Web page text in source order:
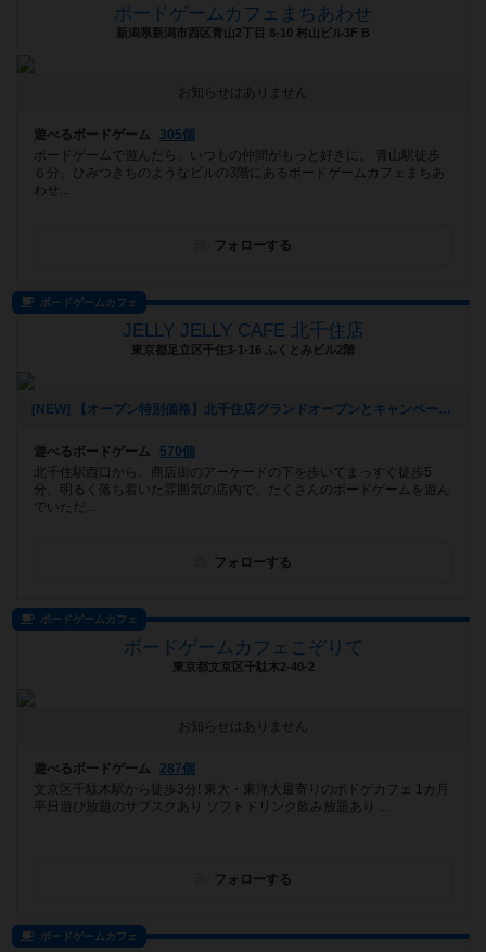
ボードゲームカフェまちあわせ
新潟県新潟市西区青山2丁目 8-10 村山ビル3F B
お知らせはありません
遊べるボードゲーム
305個
ボードゲームで遊んだら、いつもの仲間がもっと好きに。 青山駅徒歩
６分、ひみつきちのようなビルの3階にあるボードゲームカフェまちあ
わせ...
フォローする
ボードゲームカフェ
JELLY JELLY CAFE 北千住店
東京都足立区千住3-1-16 ふくとみビル2階
[NEW] 【オープン特別価格】北千住店グランドオープンとキャンペーンのご案内（2026年01月09日 14時39分）
遊べるボードゲーム
570個
北千住駅西口から、商店街のアーケードの下を歩いてまっすぐ徒歩5
分。明るく落ち着いた雰囲気の店内で、たくさんのボードゲームを遊ん
でいただ...
フォローする
ボードゲームカフェ
ボードゲームカフェこぞりて
東京都文京区千駄木2-40-2
お知らせはありません
遊べるボードゲーム
287個
文京区千駄木駅から徒歩3分! 東大・東洋大最寄りのボドゲカフェ 1カ月
平日遊び放題のサブスクあり ソフトドリンク飲み放題あり ...
フォローする
ボードゲームカフェ